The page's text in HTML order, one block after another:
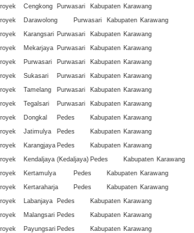
Cengkong Purwasari Kabupaten Karawang
Darawolong Purwasari Kabupaten Karawang
Karangsari Purwasari Kabupaten Karawang
Mekarjaya Purwasari Kabupaten Karawang
Purwasari Purwasari Kabupaten Karawang
Sukasari Purwasari Kabupaten Karawang
Tamelang Purwasari Kabupaten Karawang
Tegalsari Purwasari Kabupaten Karawang
Dongkal Pedes Kabupaten Karawang
Jatimulya Pedes Kabupaten Karawang
Karangjaya Pedes Kabupaten Karawang
Kendaljaya (Kedaljaya) Pedes Kabupaten Karawang
Kertamulya Pedes Kabupaten Karawang
Kertaraharja Pedes Kabupaten Karawang
Labanjaya Pedes Kabupaten Karawang
Malangsari Pedes Kabupaten Karawang
Payungsari Pedes Kabupaten Karawang